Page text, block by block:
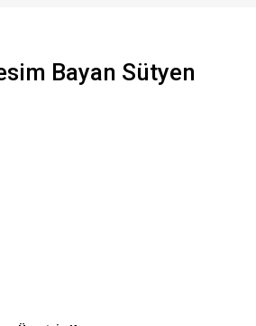
Bayan Sütyen